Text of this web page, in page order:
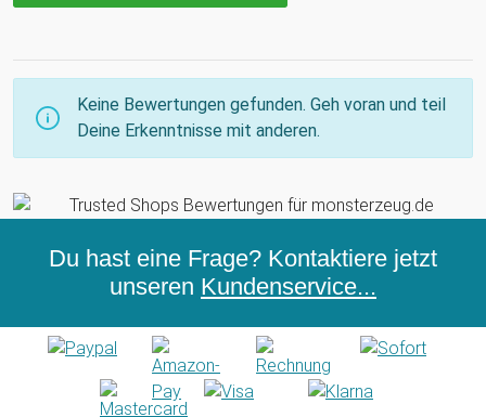
Keine Bewertungen gefunden. Geh voran und teil
Deine Erkenntnisse mit anderen.
Du hast eine Frage? Kontaktiere jetzt
unseren Kundenservice...